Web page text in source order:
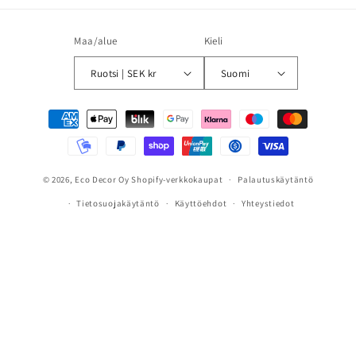
Maa/alue
Ruotsi | SEK kr
Kieli
Suomi
Maksutavat
© 2026, Eco Decor Oy Shopify-verkkokaupat Palautuskäytäntö
Tietosuojakäytäntö Käyttöehdot Yhteystiedot